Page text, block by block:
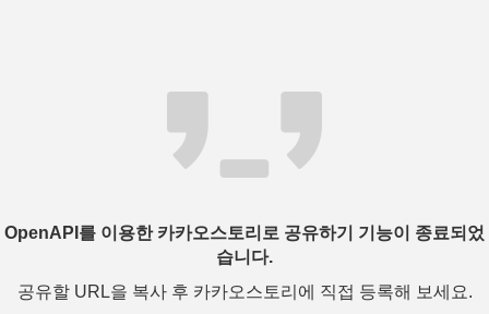
OpenAPI를 이용한 카카오스토리로 공유하기 기능이 종료되었
습니다.
공유할 URL을 복사 후 카카오스토리에 직접 등록해 보세요.